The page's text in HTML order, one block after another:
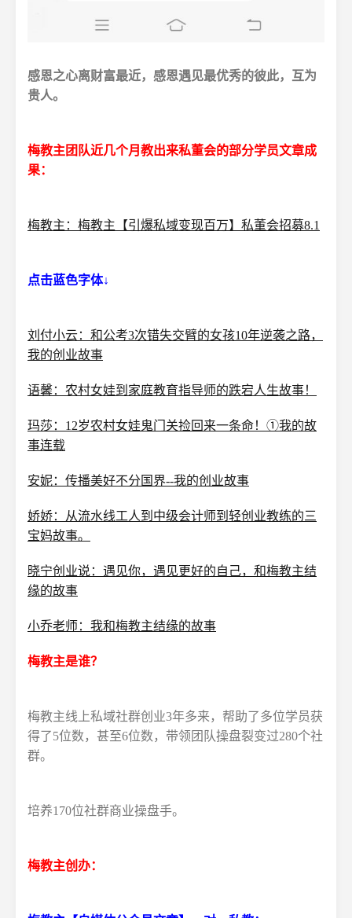
感恩之心离财富最近，感恩遇见最优秀的彼此，互为
贵人。
梅教主团队近几个月教出来私董会的部分学员文章成
果：
梅教主：梅教主【引爆私域变现百万】私董会招募8.1
点击蓝色字体↓
刘付小云：和公考3次错失交臂的女孩10年逆袭之路，
我的创业故事
语馨：农村女娃到家庭教育指导师的跌宕人生故事！
玛莎：12岁农村女娃鬼门关捡回来一条命！①我的故
事连载
安妮：传播美好不分国界--我的创业故事
娇娇：从流水线工人到中级会计师到轻创业教练的三
宝妈故事。
晓宁创业说：遇见你，遇见更好的自己，和梅教主结
缘的故事
小乔老师：我和梅教主结缘的故事
梅教主是谁？
梅教主线上私域社群创业3年多来，帮助了多位学员获
得了5位数，甚至6位数，带领团队操盘裂变过280个社
群。
培养170位社群商业操盘手。
梅教主创办：